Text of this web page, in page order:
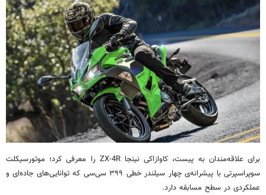
برای علاقه‌مندان به پیست، کاوازاکی نینجا ZX-4R را معرفی کرد؛ موتورسیکلت
سوپراسپرتی با پیشرانه‌ی چهار سیلندر خطی ۳۹۹ سی‌سی که توانایی‌های جاده‌ای و
عملکردی در سطح مسابقه دارد.